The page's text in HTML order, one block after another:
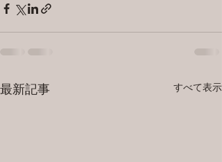
最新記事 すべて表示